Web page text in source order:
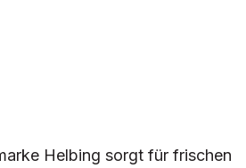
Helbing sorgt für frischen